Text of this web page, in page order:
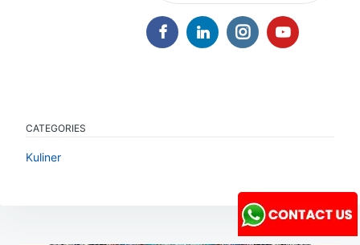
CATEGORIES
Kuliner